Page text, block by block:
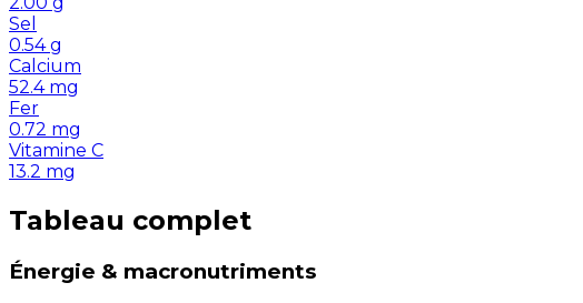
Sel
0.54 g
Calcium
52.4 mg
Fer
0.72 mg
Vitamine C
13.2 mg
Tableau complet
Énergie & macronutriments